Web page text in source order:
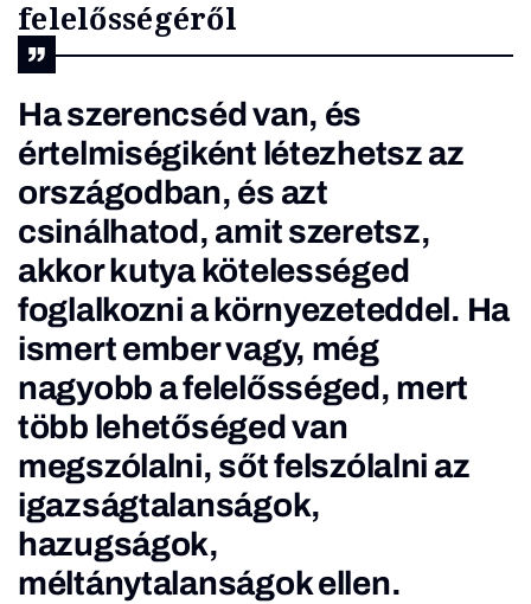
felelősségéről
Ha szerencséd van, és
értelmiségiként létezhetsz az
országodban, és azt
csinálhatod, amit szeretsz,
akkor kutya kötelességed
foglalkozni a környezeteddel. Ha
ismert ember vagy, még
nagyobb a felelősséged, mert
több lehetőséged van
megszólalni, sőt felszólalni az
igazságtalanságok,
hazugságok,
méltánytalanságok ellen.